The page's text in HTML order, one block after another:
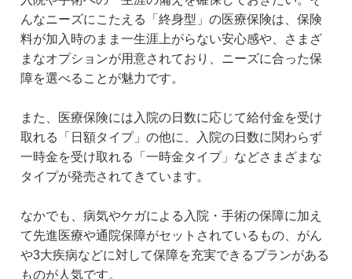
んなニーズにこたえる「終身型」の医療保険は、保険
料が加入時のまま一生涯上がらない安心感や、さまざ
まなオプションが用意されており、ニーズに合った保
障を選べることが魅力です。
また、医療保険には入院の日数に応じて給付金を受け
取れる「日額タイプ」の他に、入院の日数に関わらず
一時金を受け取れる「一時金タイプ」などさまざまな
タイプが発売されてきています。
なかでも、病気やケガによる入院・手術の保障に加え
て先進医療や通院保障がセットされているもの、がん
や3大疾病などに対して保障を充実できるプランがある
ものが人気です。